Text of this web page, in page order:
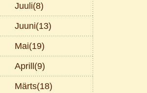
Juuli(8)
Juuni(13)
Mai(19)
Aprill(9)
Märts(18)